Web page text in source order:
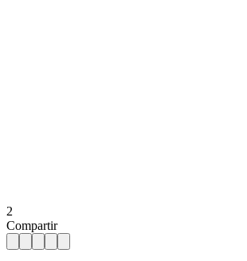
2
Compartir